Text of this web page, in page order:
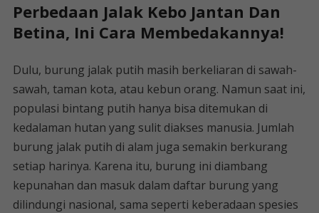
Perbedaan Jalak Kebo Jantan Dan
Betina, Ini Cara Membedakannya!
Dulu, burung jalak putih masih berkeliaran di sawah-
sawah, taman kota, atau kebun orang. Namun saat ini,
populasi bintang putih hanya bisa ditemukan di
kedalaman hutan yang sulit diakses manusia. Jumlah
burung jalak putih di alam juga semakin berkurang
setiap harinya. Karena itu, burung ini diambang
kepunahan dan masuk dalam daftar burung yang
dilindungi nasional, sama seperti keberadaan spesies